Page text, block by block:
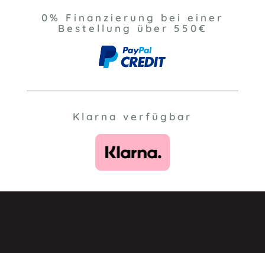
0% Finanzierung bei einer
Bestellung über 550€
Klarna verfügbar